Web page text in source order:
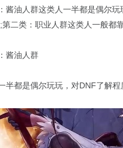
酱油人群这类人一半都是偶尔
二类：职业人群这类人一般都
酱油人群
半都是偶尔玩玩，对DNF了解